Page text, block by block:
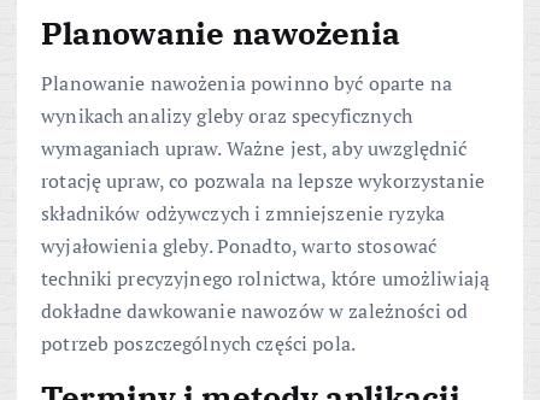
Planowanie nawożenia
Planowanie nawożenia powinno być oparte na
wynikach analizy gleby oraz specyficznych
wymaganiach upraw. Ważne jest, aby uwzględnić
rotację upraw, co pozwala na lepsze wykorzystanie
składników odżywczych i zmniejszenie ryzyka
wyjałowienia gleby. Ponadto, warto stosować
techniki precyzyjnego rolnictwa, które umożliwiają
dokładne dawkowanie nawozów w zależności od
potrzeb poszczególnych części pola.